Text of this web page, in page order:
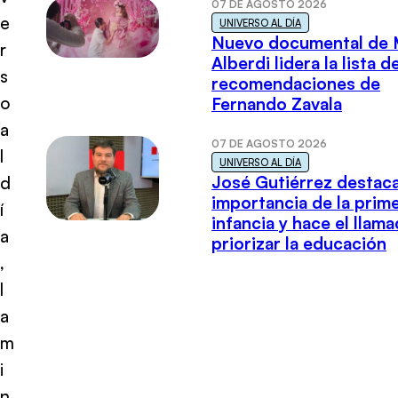
e
r
s
o
a
l
d
í
a
,
l
a
m
i
07 DE AGOSTO 2026
UNIVERSO AL DÍA
Nuevo documental de
Alberdi lidera la lista
recomendaciones de
Fernando Zavala
07 DE AGOSTO 2026
UNIVERSO AL DÍA
José Gutiérrez
importancia de la
infancia y hace el
priorizar la educación